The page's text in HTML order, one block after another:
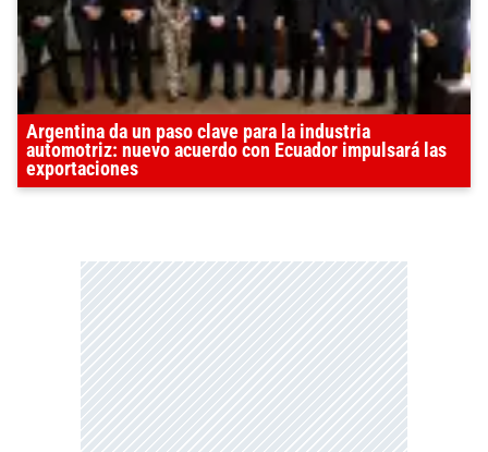
Argentina da un paso clave para la industria
automotriz: nuevo acuerdo con Ecuador impulsará las
exportaciones